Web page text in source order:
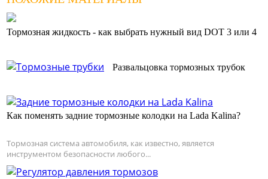
Тормозная жидкость - как выбрать нужный вид DOT 3 или 4
Развальцовка тормозных трубок
Как поменять задние тормозные колодки на Lada Kalina?
Тормозная система автомобиля, как известно, является
инструментом безопасности любого...